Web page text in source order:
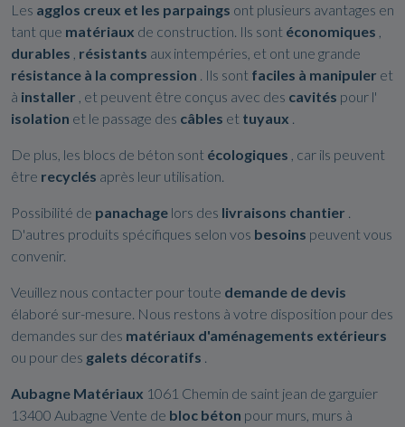
Les agglos creux et les parpaings ont plusieurs avantages en
tant que matériaux de construction. Ils sont économiques
durables résistants aux intempéries, et ont une grande
résistance à la compression . Ils sont faciles à manipuler et
à installer , et peuvent être conçus avec des cavités pour l'
isolation et le passage des câbles et tuyaux .
De plus, les blocs de béton sont écologiques , car ils peuvent
être recyclés après leur utilisation.
Possibilité de panachage lors des livraisons chantier .
D'autres produits spécifiques selon vos besoins peuvent vous
convenir.
Veuillez nous contacter pour toute demande de devis
élaboré sur-mesure. Nous restons à votre disposition pour des
demandes sur des matériaux d'aménagements extérieurs
ou pour des galets décoratifs .
Aubagne Matériaux 1061 Chemin de saint jean de garguier
13400 Aubagne Vente de bloc béton pour murs, murs à